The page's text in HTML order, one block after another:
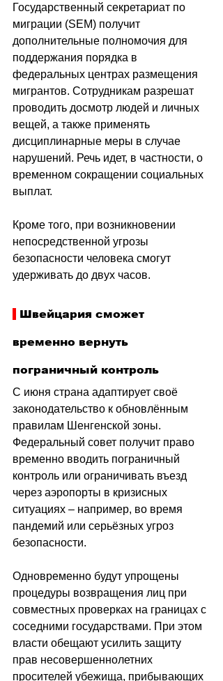
Государственный секретариат по
миграции (SEM) получит
дополнительные полномочия для
поддержания порядка в
федеральных центрах размещения
мигрантов. Сотрудникам разрешат
проводить досмотр людей и личных
вещей, а также применять
дисциплинарные меры в случае
нарушений. Речь идет, в частности, о
временном сокращении социальных
выплат.
Кроме того, при возникновении
непосредственной угрозы
безопасности человека смогут
удерживать до двух часов.
Швейцария сможет
временно вернуть
пограничный контроль
С июня страна адаптирует своё
законодательство к обновлённым
правилам Шенгенской зоны.
Федеральный совет получит право
временно вводить пограничный
контроль или ограничивать въезд
через аэропорты в кризисных
ситуациях – например, во время
пандемий или серьёзных угроз
безопасности.
Одновременно будут упрощены
процедуры возвращения лиц при
совместных проверках на границах с
соседними государствами. При этом
власти обещают усилить защиту
прав несовершеннолетних
просителей убежища, прибывающих